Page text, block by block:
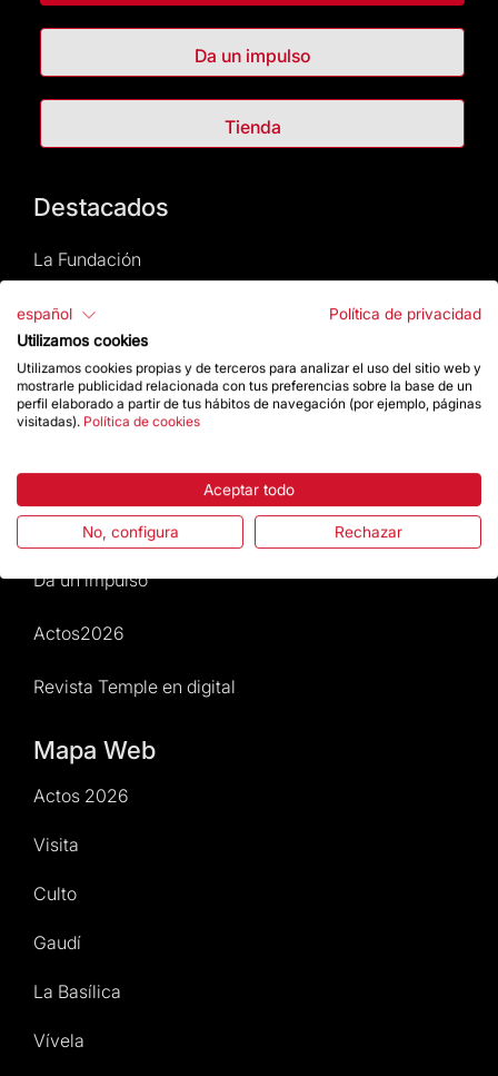
Da un impulso
Tienda
Destacados
La Fundación
Preguntas frecuentes
Atención al Visitante
Normativa y condiciones de compra
Noticias y Actualidad
Agenda
Da un impulso
Actos2026
Revista Temple en digital
Mapa Web
Actos 2026
Visita
Culto
Gaudí
La Basílica
Vívela
español
Política de privacidad
Utilizamos cookies
Utilizamos cookies propias y de terceros para analizar el uso del sitio web y
mostrarle publicidad relacionada con tus preferencias sobre la base de un
perfil elaborado a partir de tus hábitos de navegación (por ejemplo, páginas
visitadas). Política de cookies
Aceptar todo
No, configura Rechazar